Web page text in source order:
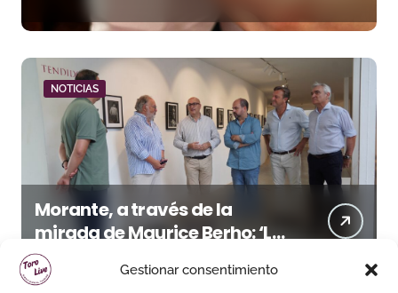
Gestionar consentimiento
NOTICIAS
Morante, a través de la
mirada de Maurice Berho: ‘La
belleza del misterio’ llega a La
Malagueta